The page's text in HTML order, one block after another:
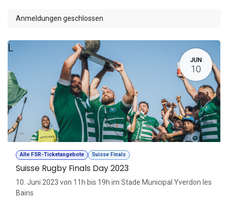
Anmeldungen geschlossen
L
JUN
10
Alle FSR-Ticketangebote Suisse Finals
Suisse Rugby Finals Day 2023
10. Juni 2023 von 11h bis 19h im Stade Municipal Yverdon les
Bains